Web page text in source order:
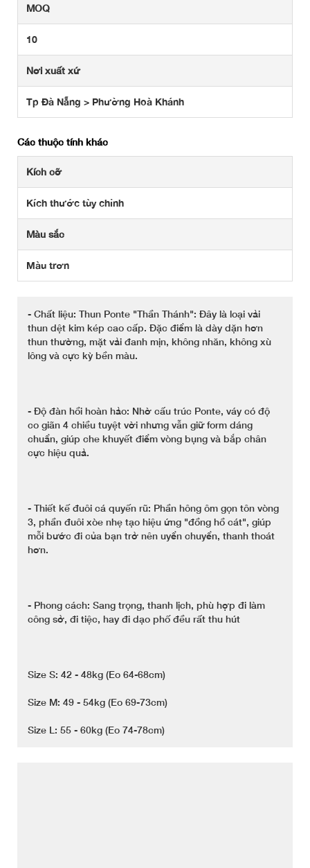
MOQ
10
Nơi xuất xứ
Tp Đà Nẵng > Phường Hoà Khánh
Các thuộc tính khác
Kích cỡ
Kích thước tùy chỉnh
Màu sắc
Màu trơn
- Chất liệu: Thun Ponte "Thần Thánh": Đây là loại vải
thun dệt kim kép cao cấp. Đặc điểm là dày dặn hơn
thun thường, mặt vải đanh mịn, không nhăn, không xù
lông và cực kỳ bền màu.
- Độ đàn hồi hoàn hảo: Nhờ cấu trúc Ponte, váy có độ
co giãn 4 chiều tuyệt vời nhưng vẫn giữ form dáng
chuẩn, giúp che khuyết điểm vòng bụng và bắp chân
cực hiệu quả.
- Thiết kế đuôi cá quyến rũ: Phần hông ôm gọn tôn vòng
3, phần đuôi xòe nhẹ tạo hiệu ứng "đồng hồ cát", giúp
mỗi bước đi của bạn trở nên uyển chuyển, thanh thoát
hơn.
- Phong cách: Sang trọng, thanh lịch, phù hợp đi làm
công sở, đi tiệc, hay đi dạo phố đều rất thu hút
Size S: 42 - 48kg (Eo 64-68cm)
Size M: 49 - 54kg (Eo 69-73cm)
Size L: 55 - 60kg (Eo 74-78cm)